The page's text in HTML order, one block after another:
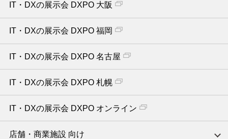
IT・DXの展示会 DXPO 大阪
IT・DXの展示会 DXPO 福岡
IT・DXの展示会 DXPO 名古屋
IT・DXの展示会 DXPO 札幌
IT・DXの展示会 DXPO オンライン
店舗・商業施設 向け